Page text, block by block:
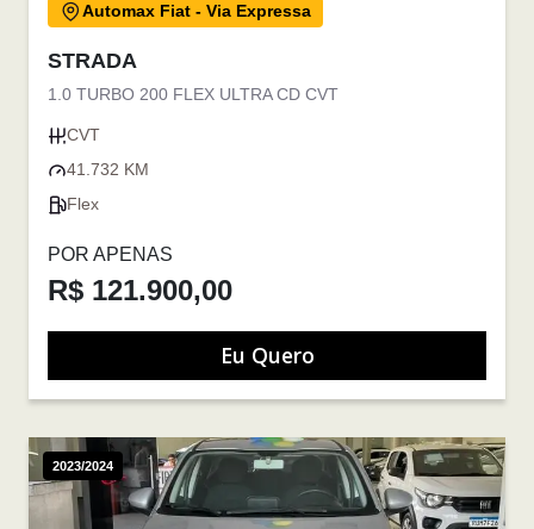
Automax Fiat - Via Expressa
STRADA
1.0 TURBO 200 FLEX ULTRA CD CVT
CVT
41.732 KM
Flex
POR APENAS
R$ 121.900,00
Eu Quero
2023/2024